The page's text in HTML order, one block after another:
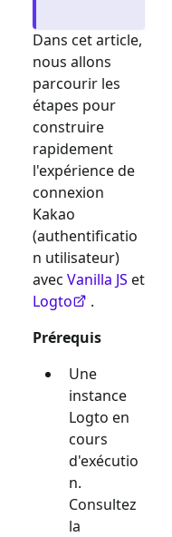
Dans cet article,
nous allons
parcourir les
étapes pour
construire
rapidement
l'expérience de
connexion
Kakao
(authentificatio
n utilisateur)
avec Vanilla JS et
Logto
.
Prérequis
Une
instance
Logto en
cours
d'exécutio
n.
Consultez
la